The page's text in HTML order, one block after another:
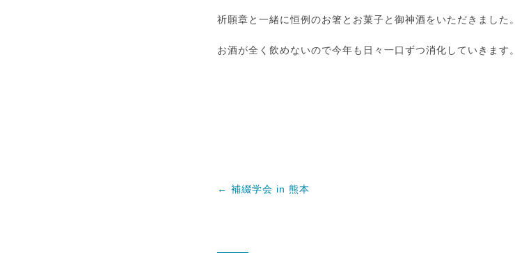
祈願章と一緒に恒例のお箸とお菓子と御神酒をいただきました。
お酒が全く飲めないので今年も日々一口ずつ消化していきます。
← 補綴学会 in 熊本